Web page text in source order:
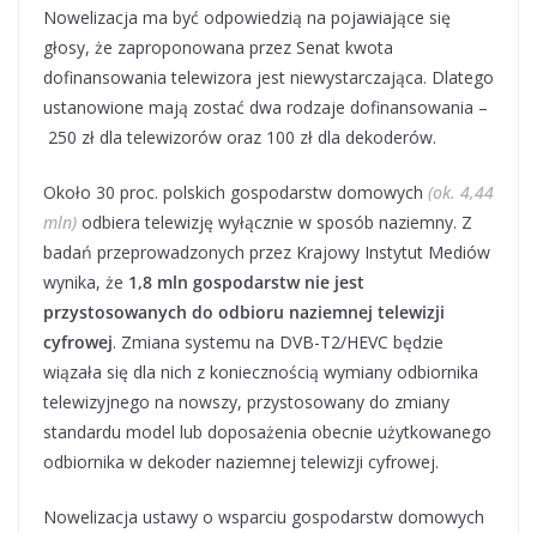
Nowelizacja ma być odpowiedzią na pojawiające się
głosy, że zaproponowana przez Senat kwota
dofinansowania telewizora jest niewystarczająca. Dlatego
ustanowione mają zostać dwa rodzaje dofinansowania –
250 zł dla telewizorów oraz 100 zł dla dekoderów.
Około 30 proc. polskich gospodarstw domowych (ok. 4,44
mln) odbiera telewizję wyłącznie w sposób naziemny. Z
badań przeprowadzonych przez Krajowy Instytut Mediów
wynika, że 1,8 mln gospodarstw nie jest
przystosowanych do odbioru naziemnej telewizji
cyfrowej. Zmiana systemu na DVB-T2/HEVC będzie
wiązała się dla nich z koniecznością wymiany odbiornika
telewizyjnego na nowszy, przystosowany do zmiany
standardu model lub doposażenia obecnie użytkowanego
odbiornika w dekoder naziemnej telewizji cyfrowej.
Nowelizacja ustawy o wsparciu gospodarstw domowych